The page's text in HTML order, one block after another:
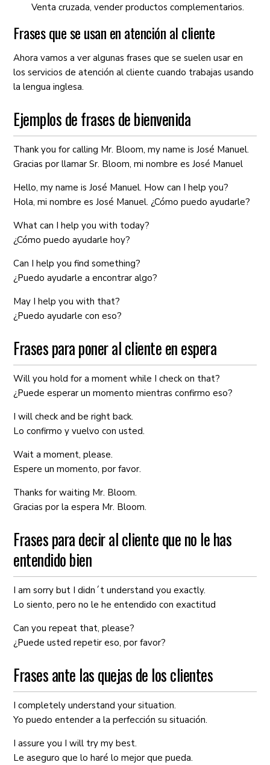
Venta cruzada, vender productos complementarios.
Frases que se usan en atención al cliente
Ahora vamos a ver algunas frases que se suelen usar en
los servicios de atención al cliente cuando trabajas usando
la lengua inglesa.
Ejemplos de frases de bienvenida
Thank you for calling Mr. Bloom, my name is José Manuel.
Gracias por llamar Sr. Bloom, mi nombre es José Manuel
Hello, my name is José Manuel. How can I help you?
Hola, mi nombre es José Manuel. ¿Cómo puedo ayudarle?
What can I help you with today?
¿Cómo puedo ayudarle hoy?
Can I help you find something?
¿Puedo ayudarle a encontrar algo?
May I help you with that?
¿Puedo ayudarle con eso?
Frases para poner al cliente en espera
Will you hold for a moment while I check on that?
¿Puede esperar un momento mientras confirmo eso?
I will check and be right back.
Lo confirmo y vuelvo con usted.
Wait a moment, please.
Espere un momento, por favor.
Thanks for waiting Mr. Bloom.
Gracias por la espera Mr. Bloom.
Frases para decir al cliente que no le has
entendido bien
I am sorry but I didn´t understand you exactly.
Lo siento, pero no le he entendido con exactitud
Can you repeat that, please?
¿Puede usted repetir eso, por favor?
Frases ante las quejas de los clientes
I completely understand your situation.
Yo puedo entender a la perfección su situación.
I assure you I will try my best.
Le aseguro que lo haré lo mejor que pueda.